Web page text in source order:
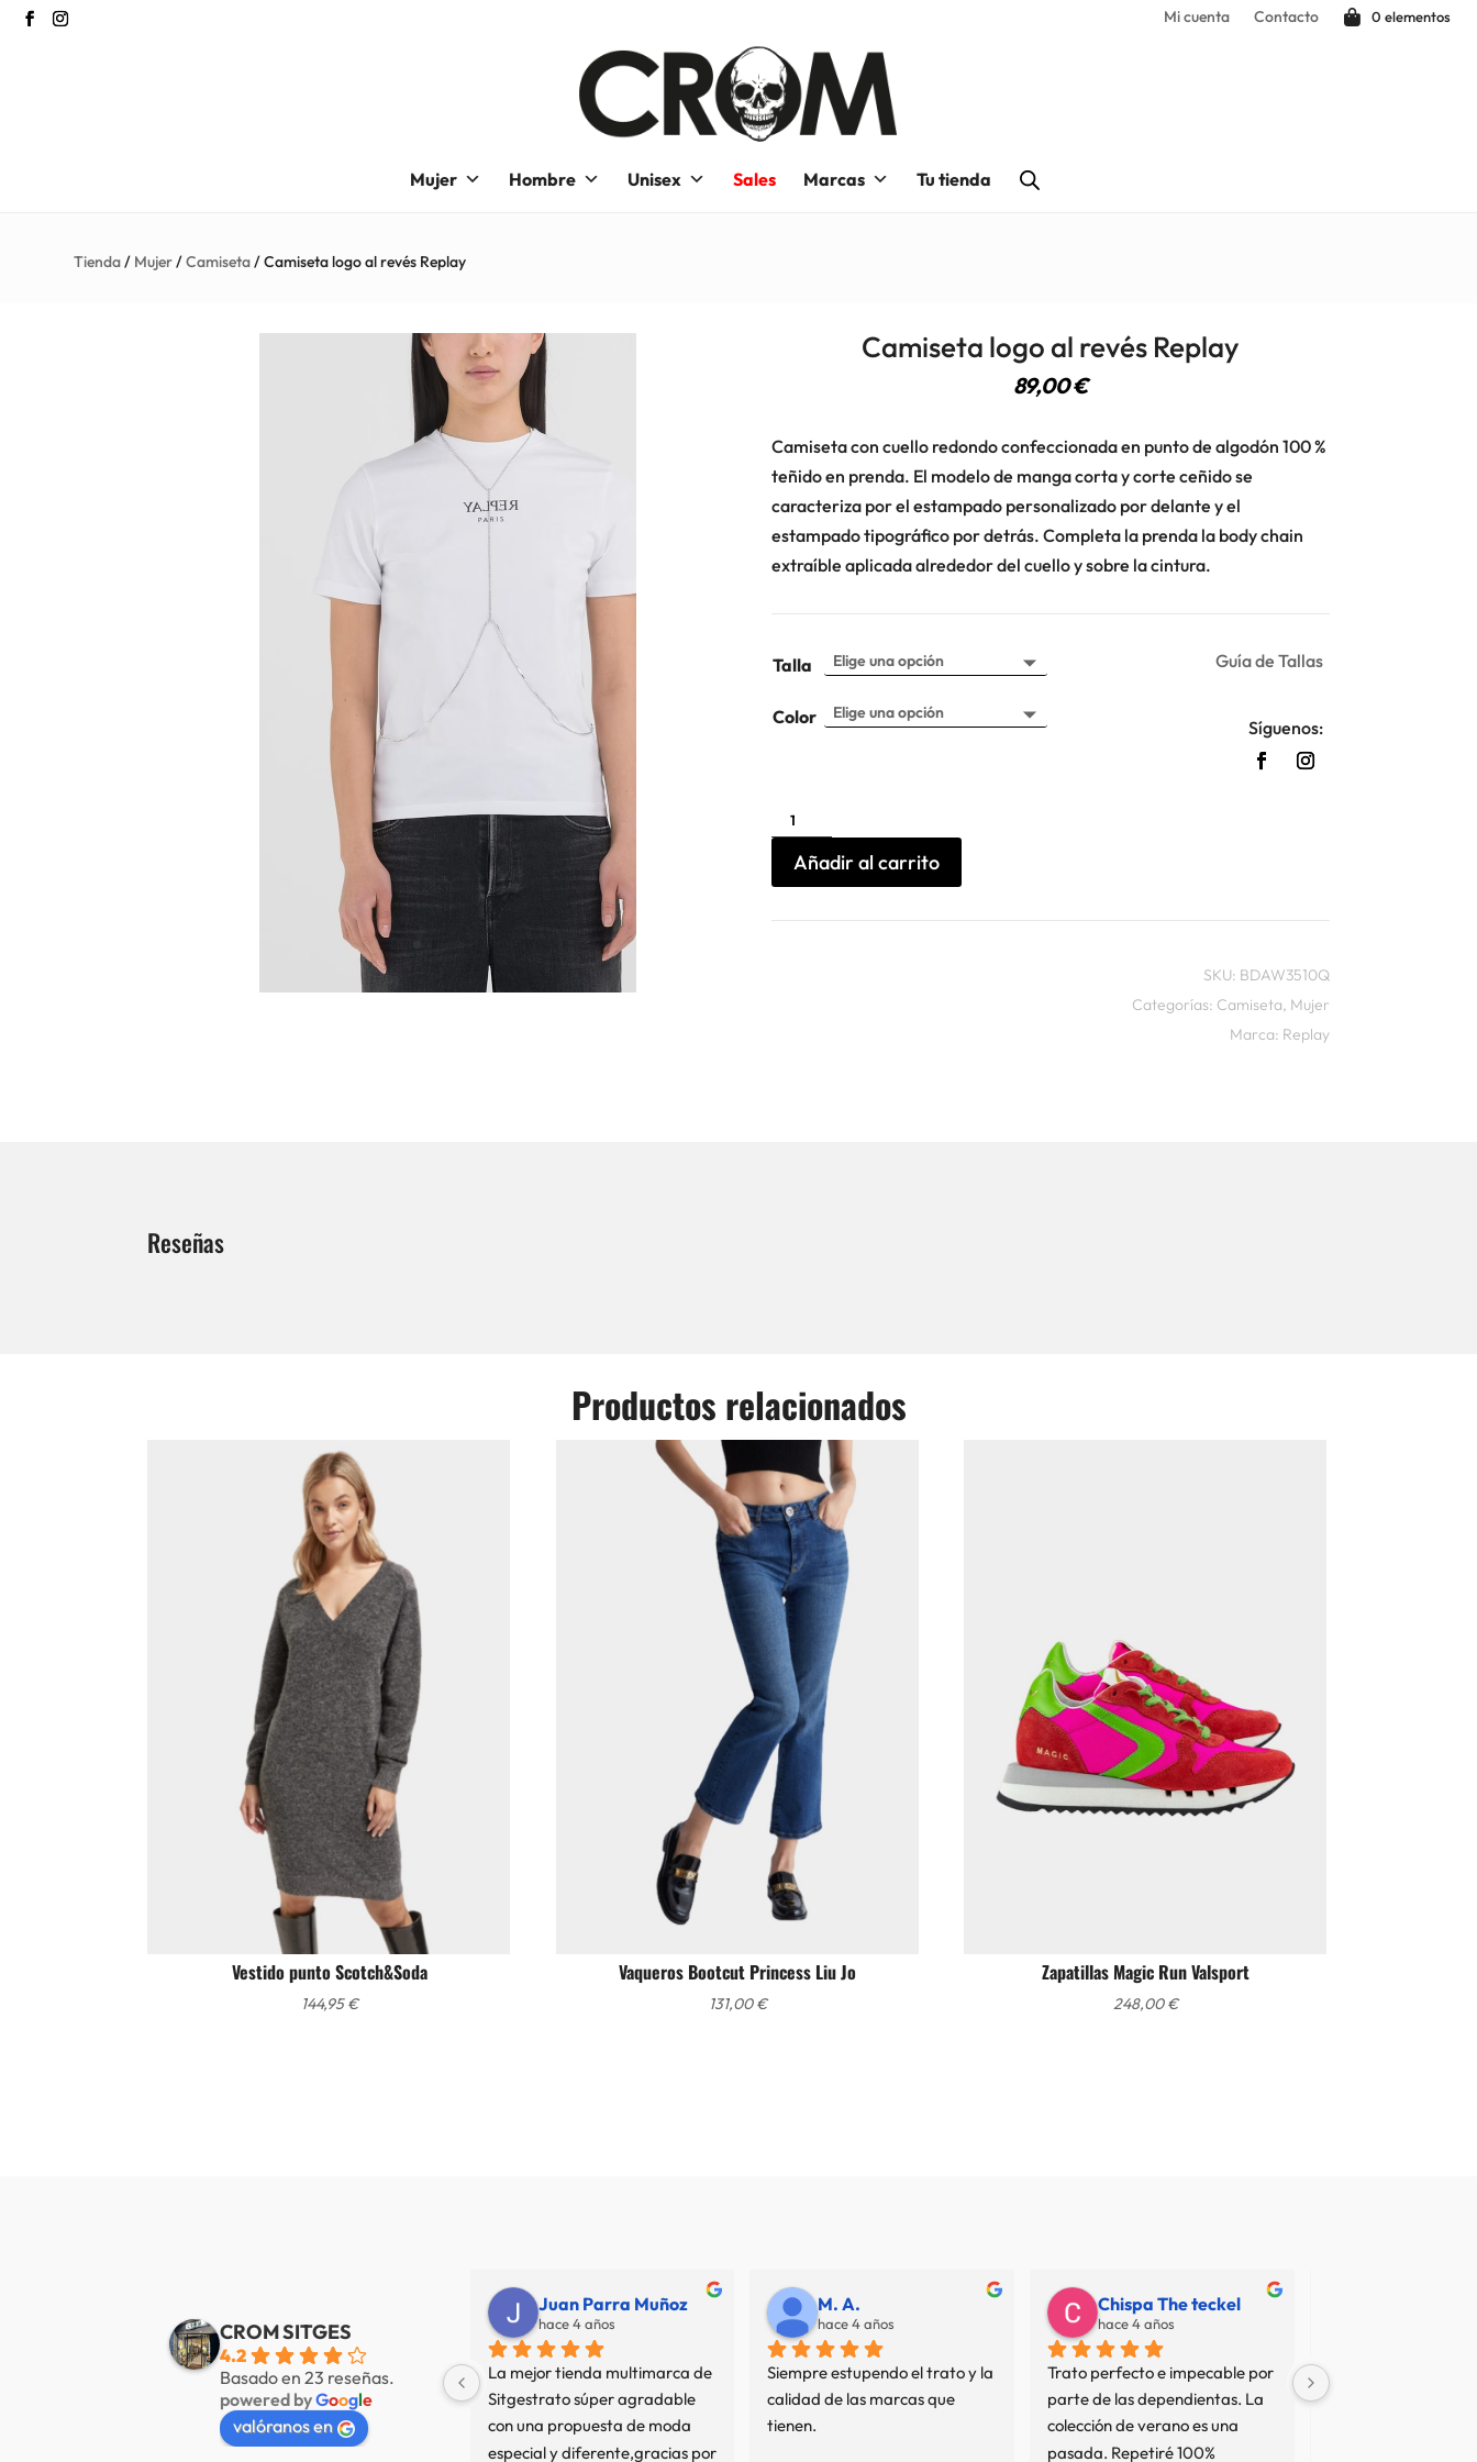
Mi cuenta Contacto 0 elementos
Mujer Hombre Unisex Sales Marcas Tu tienda
Tienda/ Mujer/Camiseta/ Camiseta logo al revés Replay
Camiseta logo al revés Replay
89,00€
Camiseta con cuello redondo confeccionada en punto de algodón 100 %
teñido en prenda. El modelo de manga corta y corte ceñido se
caracteriza por el estampado personalizado por delante y el
estampado tipográfico por detrás. Completa la prenda la body chain
extraíble aplicada alrededor del cuello y sobre la cintura.
Talla
Color
Camiseta
logo
al
revés
Replay
cantidad
Añadir al carrito
Guía de Tallas
Síguenos:
SKU: BDAW3510Q
Categorías: Camiseta, Mujer
Marca: Replay
Reseñas
Productos relacionados
Vestido punto Scotch&Soda
144,95€
Vaqueros Bootcut Princess Liu Jo
131,00€
Zapatillas Magic Run Valsport
248,00€
CROM SITGES
4.2
Basado en 23 reseñas.
powered byGoogle
valóranos en
hace 3 años
Nuestra tienda favorita en
Sitges, servicio de primer nivel.
Juan Parra Muñoz
hace 4 años
La mejor tienda multimarca de
Sitgestrato súper agradable
con una propuesta de moda
especial y diferente,gracias por
M. A.
hace 4 años
Siempre estupendo el trato y la
calidad de las marcas que
tienen.
Chispa The teckel
hace 4 años
Trato perfecto e impecable por
parte de las dependientas. La
colección de verano es una
pasada. Repetiré 100%
No termino de
resto de opiniones...